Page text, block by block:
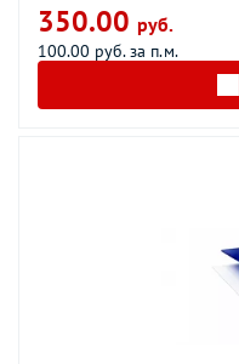
350.00 руб.
100.00 руб. за п.м.